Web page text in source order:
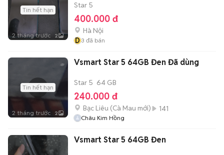
Tin hết hạn
2 tháng trước 2
Star 5
400.000 đ
Hà Nội
D3 đã bán
Tin hết hạn
2 tháng trước 2
Vsmart Star 5 64GB Đen Đã dùng
Star 5 64 GB
240.000 đ
Bạc Liêu (Cà Mau mới) 141
Châu Kim Hồng
Vsmart Star 5 64GB Đen